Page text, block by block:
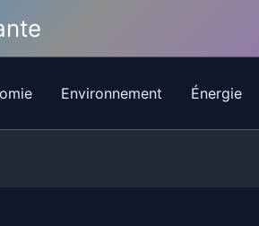
Environnement Énergie